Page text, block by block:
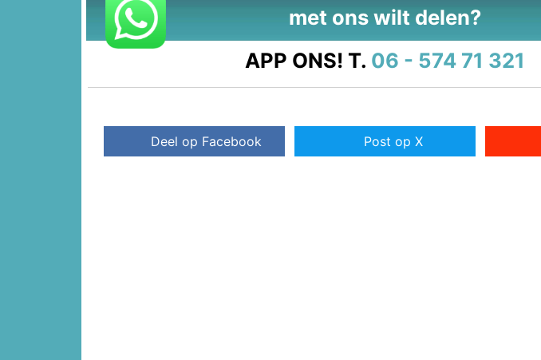
met ons wilt delen?
APP ONS! T. 06 - 574 71 321
Deel op Facebook Post op X